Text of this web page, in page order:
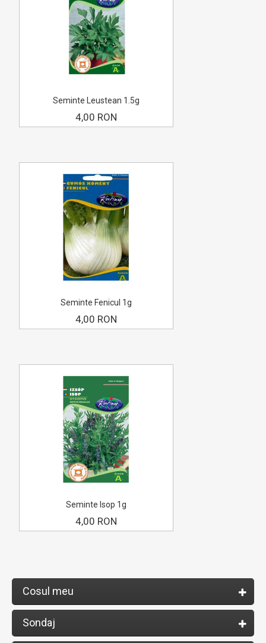
Seminte Leustean 1.5g
4,00 RON
Seminte Fenicul 1g
4,00 RON
Seminte Isop 1g
4,00 RON
Cosul meu
Sondaj